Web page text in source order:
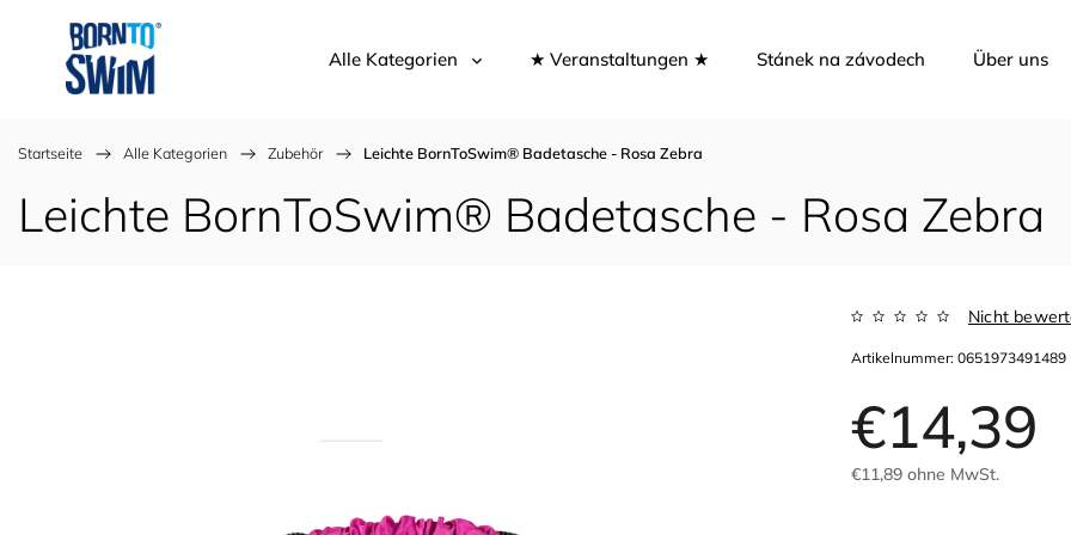
Alle Kategorien ★ Veranstaltungen ★ Stánek na závodech Über uns
Startseite / Alle Kategorien / Zubehör / Leichte BornToSwim® Badetasche - Rosa Zebra
Leichte BornToSwim® Badetasche - Rosa Zebra
Nicht
€14,39
€11,89 ohne MwSt.
Artikelnummer: 0651973491489